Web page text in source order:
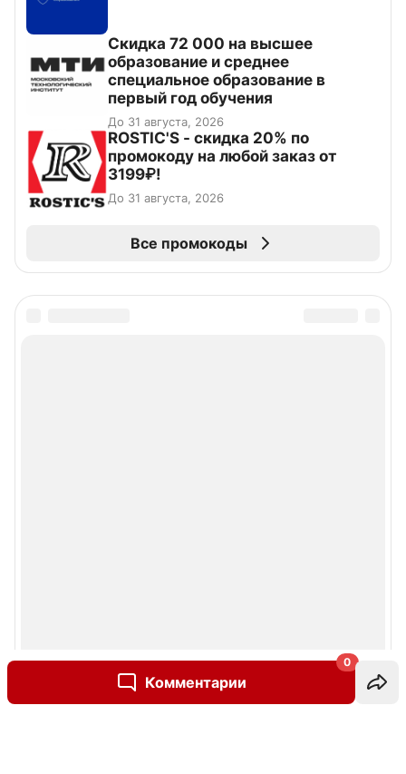
Комментарии
0
Скидка 72 000 на высшее
образование и среднее
специальное образование в
первый год обучения
До 31 августа, 2026
ROSTIC'S - скидка 20% по
промокоду на любой заказ от
3199₽!
До 31 августа, 2026
Все промокоды